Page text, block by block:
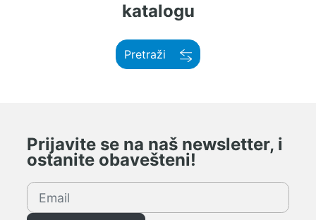
katalogu
Pretraži
Prijavite se na naš newsletter, i
ostanite obavešteni!